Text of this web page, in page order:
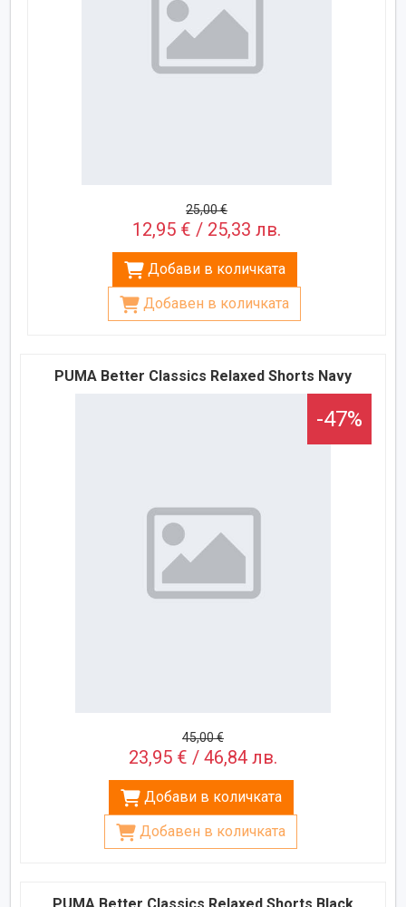
25,00 €
12,95 € / 25,33 лв.
Добави в количката
Добавен в количката
PUMA Better Classics Relaxed Shorts Navy
-47%
45,00 €
23,95 € / 46,84 лв.
Добави в количката
Добавен в количката